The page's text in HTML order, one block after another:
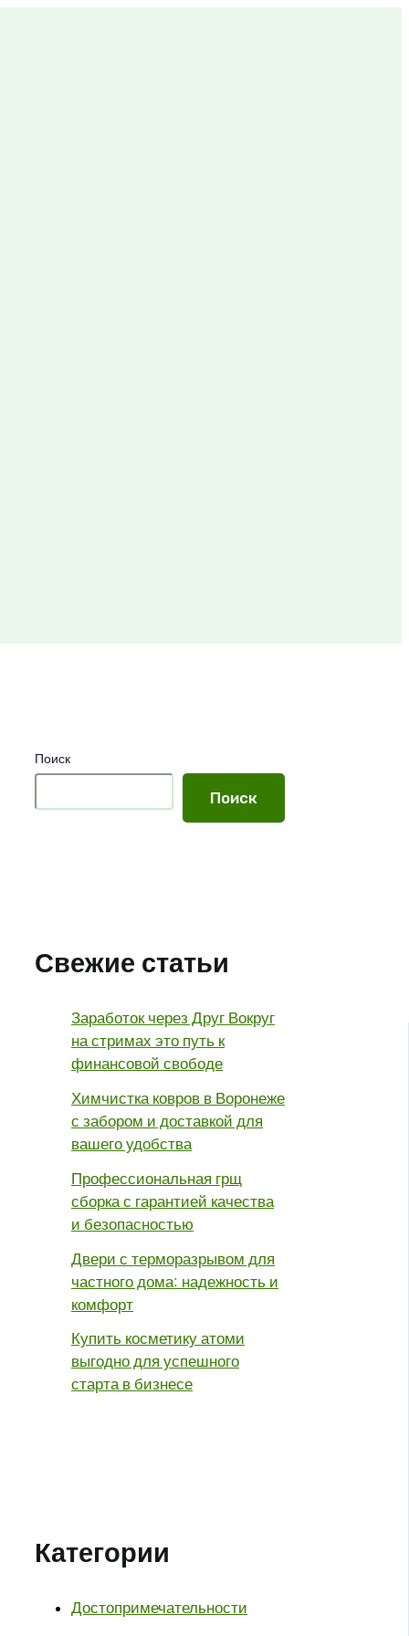
Поиск
Поиск
Свежие статьи
Заработок через Друг Вокруг
на стримах это путь к
финансовой свободе
Химчистка ковров в Воронеже
с забором и доставкой для
вашего удобства
Профессиональная грщ
сборка с гарантией качества
и безопасностью
Двери с терморазрывом для
частного дома: надежность и
комфорт
Купить косметику атоми
выгодно для успешного
старта в бизнесе
Категории
Достопримечательности